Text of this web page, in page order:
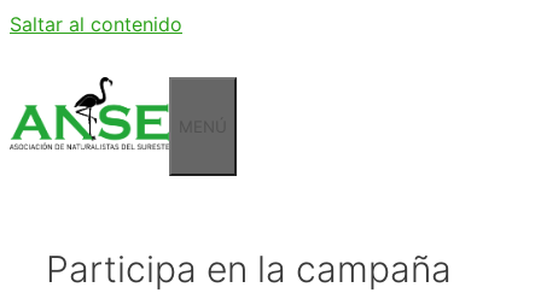
Saltar al contenido
Participa en la campaña